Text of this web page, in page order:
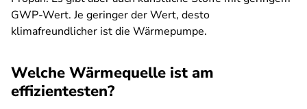
GWP-Wert. Je geringer der Wert, desto
klimafreundlicher ist die Wärmepumpe.
Welche Wärmequelle ist am
effizientesten?